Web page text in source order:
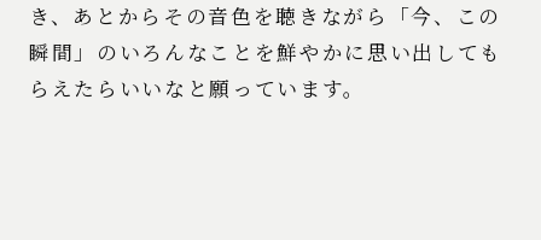
き、あとからその音色を聴きながら「今、この
瞬間」のいろんなことを鮮やかに思い出しても
らえたらいいなと願っています。